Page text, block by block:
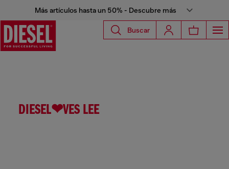
Más artículos hasta un 50% - Descubre más
Buscar
DIESEL❤VES LEE